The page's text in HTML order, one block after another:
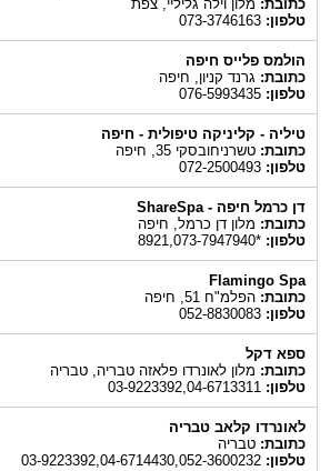
כתובת:מלון וילה גליליי, צפת
טלפון:073-3746163
הולמס פלייס חיפה
כתובת:גרנד קניון, חיפה
טלפון:076-5993435
טיליה - קליניקה טיפולית - חיפה
כתובת:טשרניחובסקי 35, חיפה
טלפון:072-2500493
דן כרמל חיפה - ShareSpa
כתובת:מלון דן כרמל, חיפה
טלפון:*8921,073-7947940
Flamingo Spa
כתובת:הפלמ"ח 51, חיפה
טלפון:052-8830083
ספא דקל
כתובת:מלון לאונרדו פלאזה טבריה, טבריה
טלפון:03-9223392,04-6713311
לאונרדו קלאב טבריה
כתובת:טבריה
טלפון:03-9223392,04-6714430,052-3600232